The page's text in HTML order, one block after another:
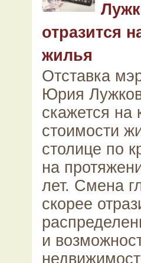
отразится
жилья
Отставка
Юрия
скажется на
стоимости
столице по
на
лет. Смена
скорее
и